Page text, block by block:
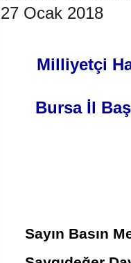
27 Ocak 2018
Milliyetçi
Bursa İl
Sayın Basın